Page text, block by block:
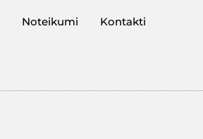
Noteikumi Kontakti